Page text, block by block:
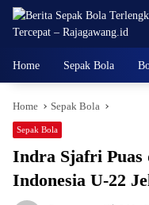
Skip
Home Sepak Bola
Home Sepak Bola
Sepak Bola
Indra Sjafri Puas
Indonesia U-22